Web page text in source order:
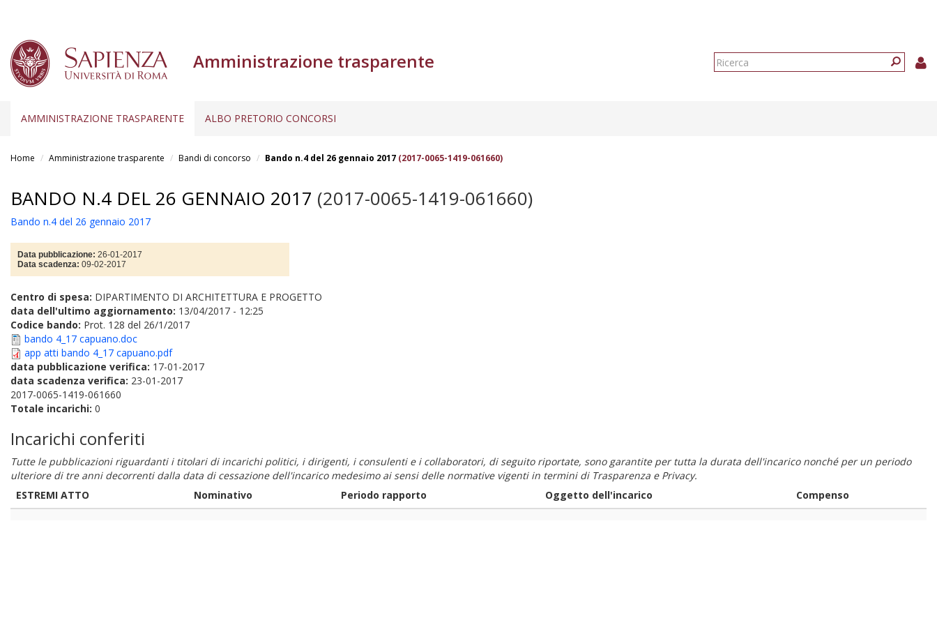
Amministrazione trasparente
Form
AMMINISTRAZIONE TRASPARENTE ALBO PRETORIO CONCORSI
Home Amministrazione trasparente Bandi di concorso Bando n.4 del 26 gennaio 2017 (2017-0065-1419-061660)
BANDO N.4 DEL 26 GENNAIO 2017 (2017-0065-1419-061660)
Bando n.4 del 26 gennaio 2017
Data pubblicazione: 26-01-2017
Data scadenza: 09-02-2017
Centro di spesa: DIPARTIMENTO DI ARCHITETTURA E PROGETTO
data dell'ultimo aggiornamento: 13/04/2017 - 12:25
Codice bando: Prot. 128 del 26/1/2017
bando 4_17 capuano.doc
app atti bando 4_17 capuano.pdf
data pubblicazione verifica: 17-01-2017
data scadenza verifica: 23-01-2017
2017-0065-1419-061660
Totale incarichi: 0
Incarichi conferiti
Tutte le pubblicazioni riguardanti i titolari di incarichi politici, i dirigenti, i consulenti e i collaboratori, di seguito riportate, sono garantite per tutta la durata dell'incarico nonché per un periodo
ulteriore di tre anni decorrenti dalla data di cessazione dell'incarico medesimo ai sensi delle normative vigenti in termini di Trasparenza e Privacy.
ESTREMI ATTO
Nominativo Periodo rapporto Oggetto dell'incarico Compenso